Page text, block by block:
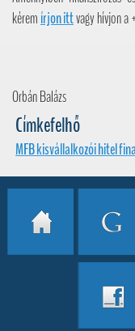
kéremírjon ittvagy hívjon a
Orbán Balázs
Címkefelhő
MFB kisvállalkozói hitel